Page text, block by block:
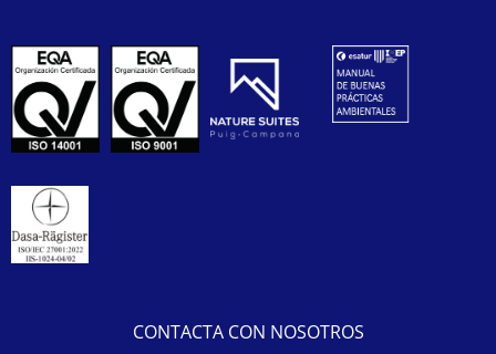
CONTACTA CON NOSOTROS